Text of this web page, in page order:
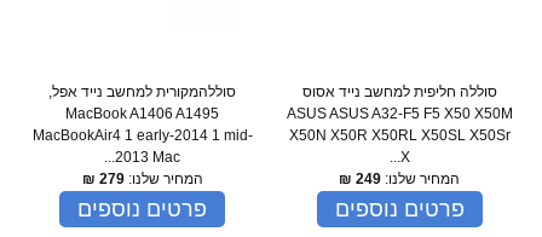
סוללה חליפית למחשב נייד אסוס
ASUS ASUS A32-F5 F5 X50 X50M
X50N X50R X50RL X50SL X50Sr
X...
המחיר שלנו: 249
₪
פרטים נוספים
סוללהמקורית למחשב נייד אפל,
MacBook A1406 A1495
MacBookAir4 1 early-2014 1 mid-
2013 Mac...
המחיר שלנו:279
₪
פרטים נוספים